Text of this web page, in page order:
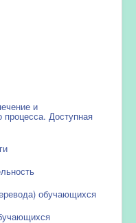
и
процесса. Доступная
обучающихся